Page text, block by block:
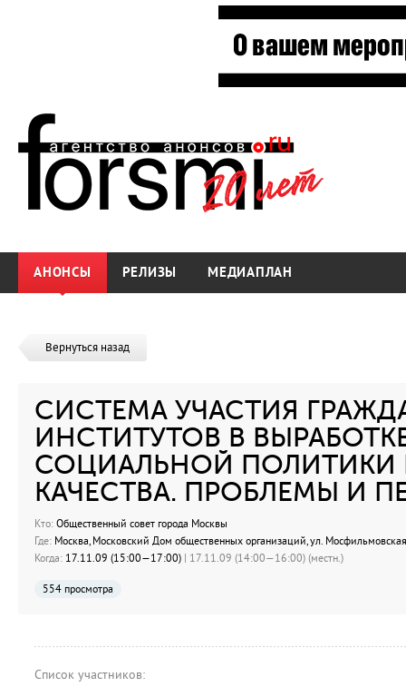
АНОНСЫ РЕЛИЗЫ МЕДИАПЛАН
Вернуться назад
СИСТЕМА УЧАСТИЯ
ИНСТИТУТОВ В
СОЦИАЛЬНОЙ ПОЛИТИКИ
КАЧЕСТВА. ПРОБЛЕМЫ И
Кто: Общественный совет города Москвы
Где: Москва, Московский Дом общественных организаций, ул.
Когда: 17.11.09 (15:00—17:00) | 17.11.09 (14:00—16:00) (местн.)
554 просмотра
Список участников: